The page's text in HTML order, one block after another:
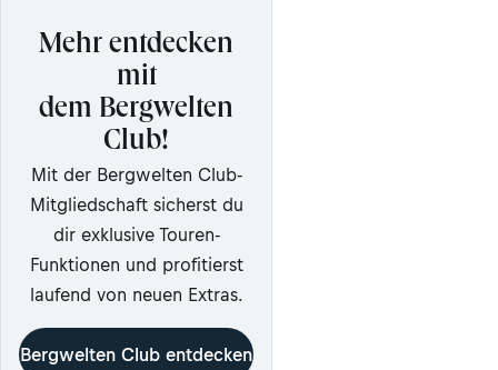
Mehr entdecken
mit
dem Bergwelten
Club!
Mit der Bergwelten Club-
Mitgliedschaft sicherst du
dir exklusive Touren-
Funktionen und profitierst
laufend von neuen Extras.
Bergwelten Club entdecken